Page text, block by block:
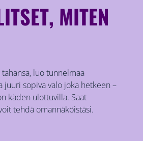
MITEN
luo tunnelmaa
juuri sopiva valo joka hetkeen –
käden ulottuvilla. Saat
tehdä omannäköistäsi.